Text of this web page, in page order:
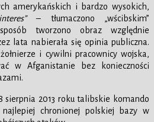
amerykańskich i bardzo wysokich,
– tłumaczono „wścibskim”
tworzono obraz względnie
lata nabierała się opinia publiczna.
i cywilni pracownicy wojska,
w Afganistanie bez konieczności
sierpnia 2013 roku talibskie komando
najlepiej chronionej polskiej bazy w